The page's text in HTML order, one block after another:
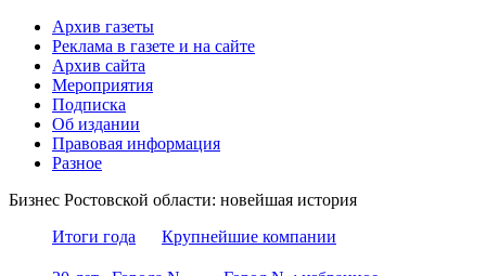
Архив газеты
Реклама в газете и на сайте
Архив сайта
Мероприятия
Подписка
Об издании
Правовая информация
Разное
Бизнес Ростовской области: новейшая история
Итоги года
Крупнейшие компании